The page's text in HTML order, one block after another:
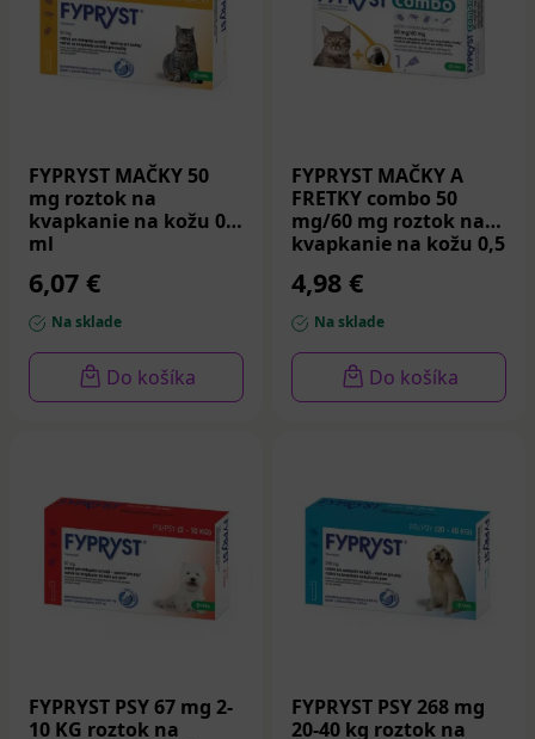
ochrániť svojich miláčikov pred vonkajšími parazitmi a
zabezpečiť im dlhodobú ochranu a pohodu. Je dôležité
dodržiavať pokyny výrobcu a konzultovať s
FYPRYST MAČKY 50
mg roztok na
kvapkanie na kožu 0,5
ml
6,07 €
Na sklade
Do košíka
FYPRYST MAČKY A
FRETKY combo 50
mg/60 mg roztok na
kvapkanie na kožu 0,5
4,98 €
Na sklade
Do košíka
FYPRYST PSY 67 mg 2-
10 KG roztok na
FYPRYST PSY 268 mg
20-40 kg roztok na